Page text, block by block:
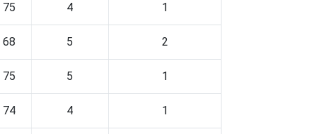
75 4 1
68 5 2
75 5 1
74 4 1